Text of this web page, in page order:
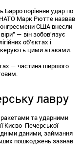
Барро порівняв удар по
Марк Рютте назвав
США внесли
— він зобов'язує
об'єктах і
керують цими атаками.
— частина ширшого
лавру
ракетами та ударними
Києво-Печерської
даними, займання
пошкоджень зазнав